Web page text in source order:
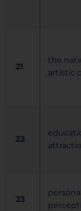
21
the
artistic
22
23